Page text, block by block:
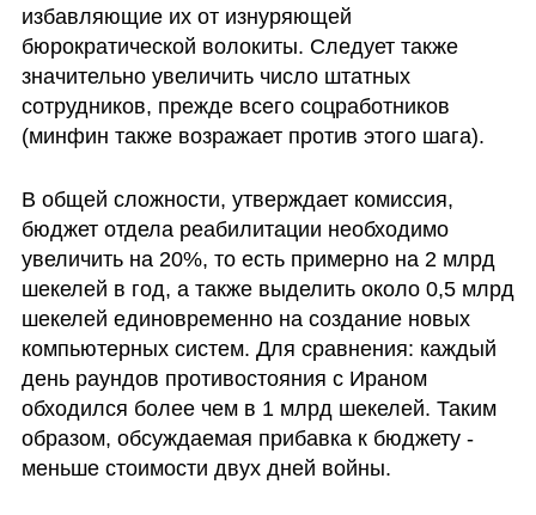
избавляющие их от изнуряющей
бюрократической волокиты. Следует также
значительно увеличить число штатных
сотрудников, прежде всего соцработников
(минфин также возражает против этого шага).
В общей сложности, утверждает комиссия,
бюджет отдела реабилитации необходимо
увеличить на 20%, то есть примерно на 2 млрд
шекелей в год, а также выделить около 0,5 млрд
шекелей единовременно на создание новых
компьютерных систем. Для сравнения: каждый
день раундов противостояния с Ираном
обходился более чем в 1 млрд шекелей. Таким
образом, обсуждаемая прибавка к бюджету -
меньше стоимости двух дней войны.